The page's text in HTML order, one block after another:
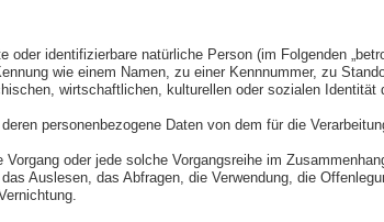
identifizierbare natürliche Person (im Folgenden
wie einem Namen, zu einer Kennnummer, zu
wirtschaftlichen, kulturellen oder sozialen
personenbezogene Daten von dem für die
oder jede solche Vorgangsreihe im
Auslesen, das Abfragen, die Verwendung, die